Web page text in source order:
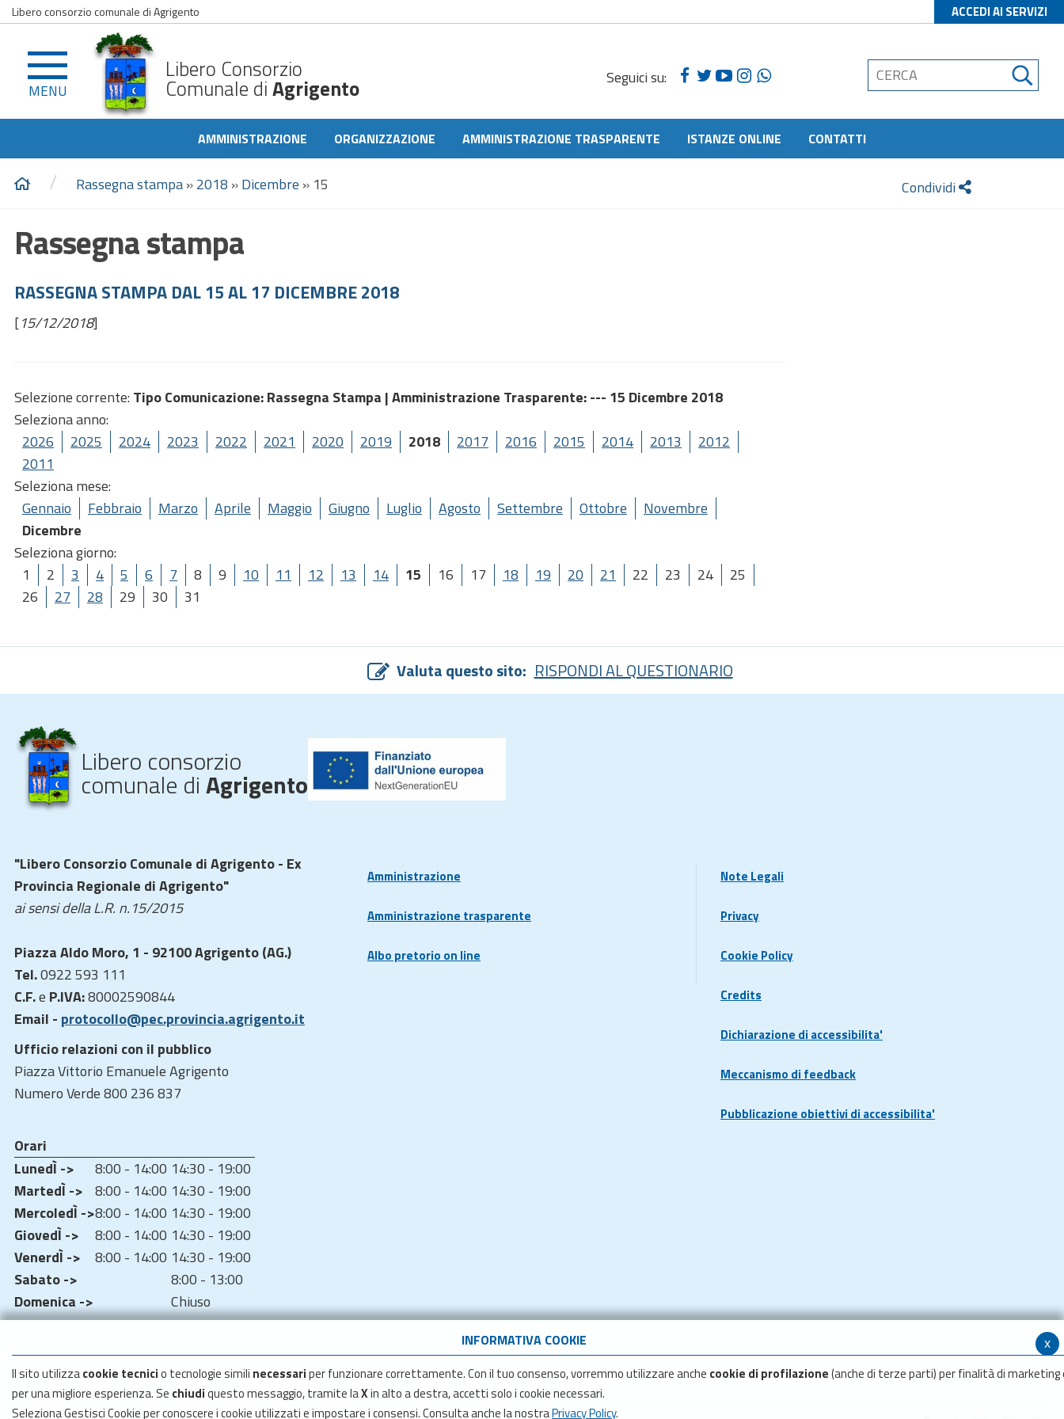
x
INFORMATIVA COOKIE
Il sito utilizzacookie tecnicio tecnologie simili necessariper funzionare correttamente. Con il tuo consenso, vorremmo utilizzare anche cookie di profilazione(anche di terze parti) per finalità di marketing
per una migliore esperienza. Se chiudiquesto messaggio, tramite laXin alto a destra, accetti solo i cookie necessari.
Seleziona Gestisci Cookie per conoscere i cookie utilizzati e impostare i consensi. Consulta anche la nostraPrivacy Policy.
Libero consorzio comunale di Agrigento ACCEDI AI SERVIZI
MENU
Libero Consorzio
Comunale diAgrigento Seguici su:
AMMINISTRAZIONE ORGANIZZAZIONE AMMINISTRAZIONE TRASPARENTE ISTANZE ONLINE CONTATTI
/ Rassegna stampa»2018 »Dicembre » 15 Condividi
Rassegna stampa
RASSEGNA STAMPA DAL 15 AL 17 DICEMBRE 2018
[15/12/2018]
Selezione corrente: Tipo Comunicazione: Rassegna Stampa |Amministrazione Trasparente: --- 15 Dicembre 2018
Seleziona anno:
2026
2025 2024 2023 2022 2021 2020 2019 2018 2017 2016 2015 2014 2013
2012
2011
Seleziona mese:
Gennaio
Febbraio Marzo Aprile Maggio Giugno Luglio Agosto Settembre Ottobre
Novembre
Dicembre
Seleziona giorno:
1
2 3 4 5 6 7 8 9 10 11 12 13 14 15 16 17 18 19 20 21 22 23 24
25
26
27 28 29 30 31
Valuta questo sito: RISPONDI AL QUESTIONARIO
Libero consorzio
comunale diAgrigento
"Libero Consorzio Comunale di Agrigento - Ex
Provincia Regionale di Agrigento"
ai sensi della L.R. n.15/2015
Piazza Aldo Moro, 1 - 92100 Agrigento (AG.)
Tel.0922 593 111
C.F.e P.IVA:80002590844
Email - protocollo@pec.provincia.agrigento.it
Ufficio relazioni con il pubblico
Piazza Vittorio Emanuele Agrigento
Numero Verde 800 236 837
Orari
LunedÌ ->
8:00 - 14:00 14:30 - 19:00
MartedÌ -> 8:00 - 14:00 14:30 - 19:00
MercoledÌ ->8:00 - 14:00 14:30 - 19:00
GiovedÌ ->
8:00 - 14:00 14:30 - 19:00
VenerdÌ ->
8:00 - 14:00 14:30 - 19:00
Sabato ->
8:00 - 13:00
Domenica ->
Chiuso
Amministrazione
Amministrazione trasparente
Albo pretorio on line
Note Legali
Privacy
Cookie Policy
Credits
Dichiarazione di accessibilita'
Meccanismo di feedback
Pubblicazione obiettivi di accessibilita'